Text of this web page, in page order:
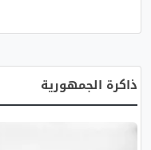
ذاكرة الجمهورية